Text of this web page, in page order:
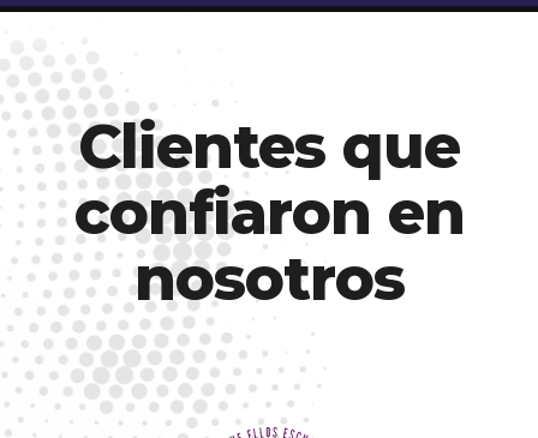
Clientes que
confiaron en
nosotros